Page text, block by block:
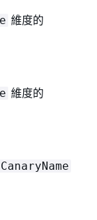
維度的
維度的
CanaryName